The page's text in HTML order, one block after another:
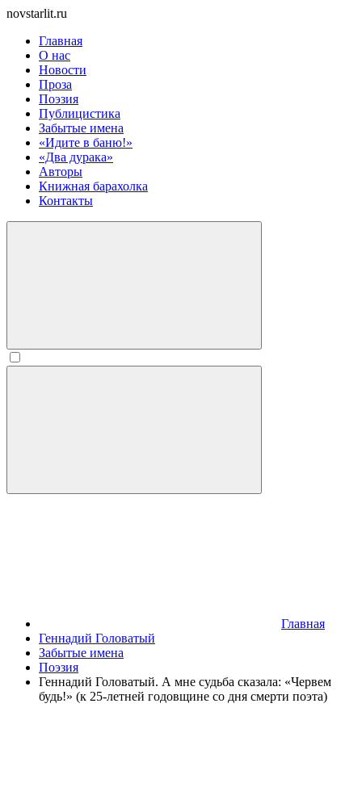
novstarlit.ru
Главная
О нас
Новости
Проза
Поэзия
Публицистика
Забытые имена
«Идите в баню!»
«Два дурака»
Авторы
Книжная барахолка
Контакты
Главная
Геннадий Головатый
Забытые имена
Поэзия
Геннадий Головатый. А мне судьба сказала: «Червем
будь!» (к 25-летней годовщине со дня смерти поэта)